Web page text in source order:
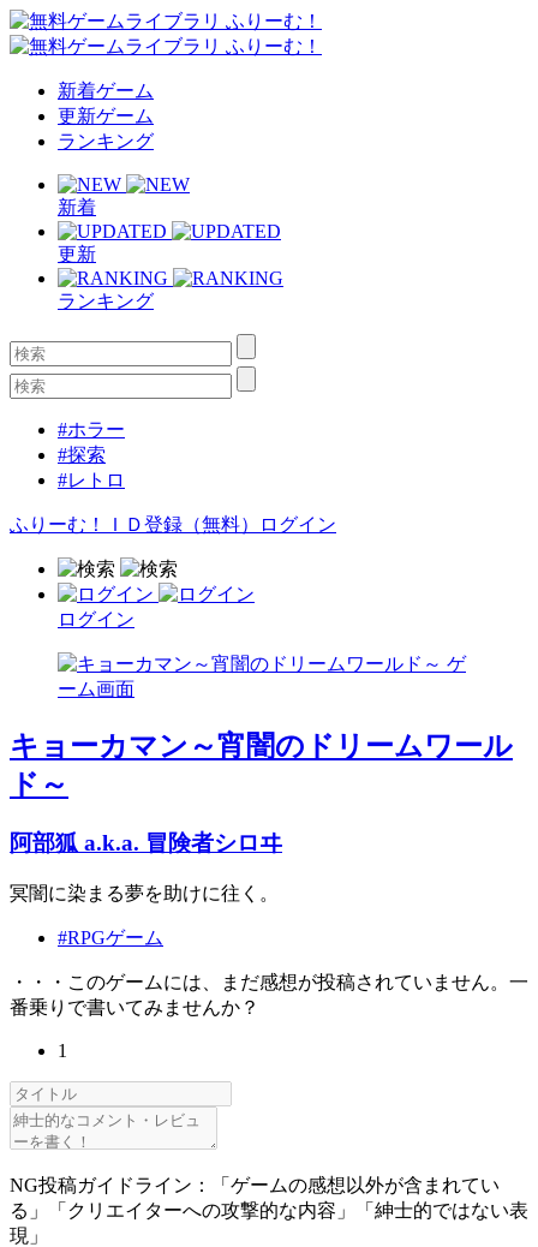
新着ゲーム
更新ゲーム
ランキング
新着
更新
ランキング
#ホラー
#探索
#レトロ
ふりーむ！ＩＤ登録（無料） ログイン
ログイン
キョーカマン～宵闇のドリームワール
ド～
阿部狐 a.k.a. 冒険者シロヰ
冥闇に染まる夢を助けに往く。
#RPGゲーム
・・・このゲームには、まだ感想が投稿されていません。一
番乗りで書いてみませんか？
1
NG投稿ガイドライン：「ゲームの感想以外が含まれてい
る」「クリエイターへの攻撃的な内容」「紳士的ではない表
現」